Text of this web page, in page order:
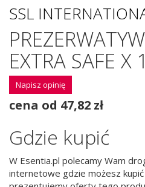
SSL
EXTRA SAFE X
Napisz opinię
cena od 47,82 zł
Gdzie kupić
W Esentia.pl polecamy Wam
internetowe gdzie możesz